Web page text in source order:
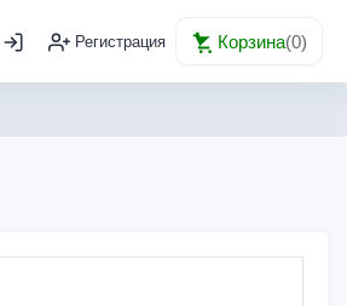
Регистрация Корзина(0)